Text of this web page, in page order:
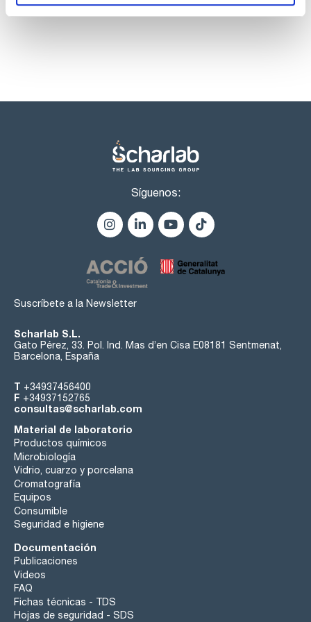
Síguenos:
Suscríbete a la Newsletter
Scharlab S.L.
Gato Pérez, 33. Pol. Ind. Mas d’en Cisa E08181 Sentmenat,
Barcelona, España
T +34937456400
F +34937152765
consultas@scharlab.com
Material de laboratorio
Productos químicos
Microbiología
Vidrio, cuarzo y porcelana
Cromatografía
Equipos
Consumible
Seguridad e higiene
Documentación
Publicaciones
Videos
FAQ
Fichas técnicas - TDS
Hojas de seguridad - SDS